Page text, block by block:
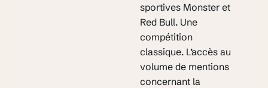
sportives Monster et
Red Bull. Une
compétition
classique. L’accès au
volume de mentions
concernant la